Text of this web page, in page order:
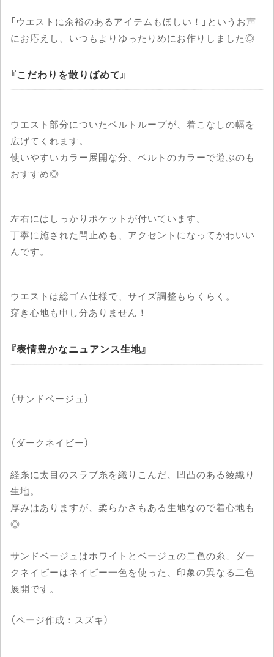
「ウエストに余裕のあるアイテムもほしい！」というお声
にお応えし、いつもよりゆったりめにお作りしました◎
こだわりを散りばめて
ウエスト部分についたベルトループが、着こなしの幅を
広げてくれます。
使いやすいカラー展開な分、ベルトのカラーで遊ぶのも
おすすめ◎
左右にはしっかりポケットが付いています。
丁寧に施された閂止めも、アクセントになってかわいい
んです。
ウエストは総ゴム仕様で、サイズ調整もらくらく。
穿き心地も申し分ありません！
表情豊かなニュアンス生地
（サンドベージュ）
（ダークネイビー）
経糸に太目のスラブ糸を織りこんだ、凹凸のある綾織り
生地。
厚みはありますが、柔らかさもある生地なので着心地も
◎
サンドベージュはホワイトとベージュの二色の糸、ダー
クネイビーはネイビー一色を使った、印象の異なる二色
展開です。
（ページ作成：スズキ）